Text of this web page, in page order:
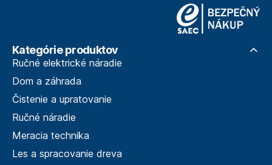
Kategórie produktov
Ručné elektrické náradie
Dom a záhrada
Čistenie a upratovanie
Ručné náradie
Meracia technika
Les a spracovanie dreva